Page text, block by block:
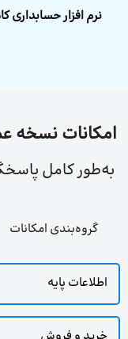
نرم‌ افزار حسابداری
امکانات نسخه
به‌طور کامل
گروه‌بندی امکانات
اطلاعات پایه